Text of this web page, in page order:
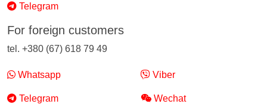
Telegram
For foreign customers
tel. +380 (67) 618 79 49
Whatsapp Viber
Telegram Wechat